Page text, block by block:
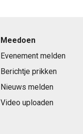
Meedoen
Evenement melden
Berichtje prikken
Nieuws melden
Video uploaden